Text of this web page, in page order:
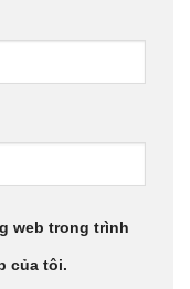
web trong trình
của tôi.